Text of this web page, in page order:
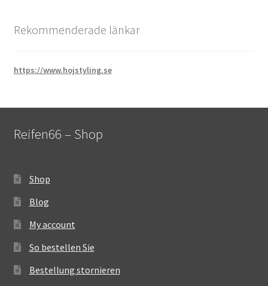
Rekommenderade länkar
https://www.hojstyling.se
Reifen66 – Shop
Shop
Blog
My account
So bestellen Sie
Bestellung stornieren